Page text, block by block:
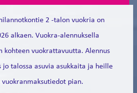
2 -talon vuokria on
alkaen. Vuokra-alennuksella
kohteen vuokrattavuutta. Alennus
jo talossa asuvia asukkaita ja heille
pian.